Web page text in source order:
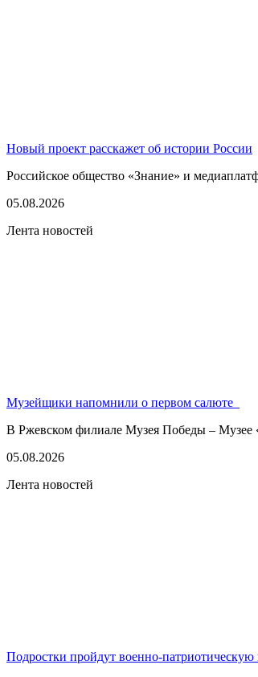
Новый проект расскажет об истории России
Российское общество «Знание» и
05.08.2026
Лента новостей
Музейщики напомнили о первом салюте
В Ржевском филиале Музея Победы – Музее
05.08.2026
Лента новостей
Подростки пройдут военно-патриотическую